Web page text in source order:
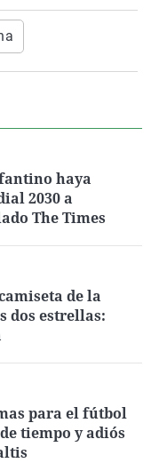
haya
2030 a
The Times
de la
dos estrellas:
para el fútbol
tiempo y adiós